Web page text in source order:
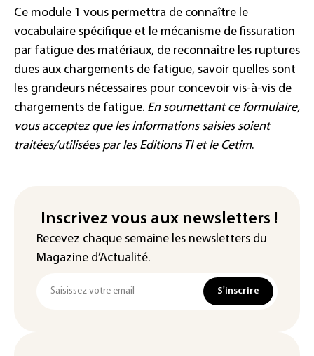
Ce module 1 vous permettra de connaître le
vocabulaire spécifique et le mécanisme de fissuration
par fatigue des matériaux, de reconnaître les ruptures
dues aux chargements de fatigue, savoir quelles sont
les grandeurs nécessaires pour concevoir vis-à-vis de
chargements de fatigue. En soumettant ce formulaire,
vous acceptez que les informations saisies soient
traitées/utilisées par les Editions TI et le Cetim.
Inscrivez vous aux newsletters !
Recevez chaque semaine les newsletters du
Magazine d’Actualité.
S'inscrire